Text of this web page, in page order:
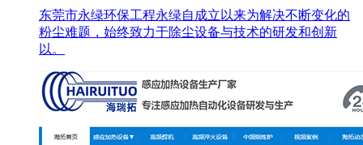
东莞市永绿环保工程永绿自成立以来为解决不断变化的
粉尘难题，始终致力于除尘设备与技术的研发和创新
以。